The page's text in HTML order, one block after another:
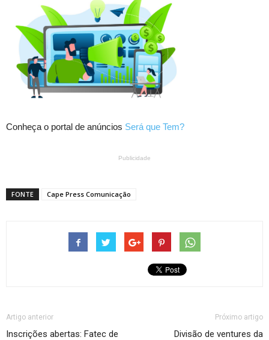
Conheça o portal de anúncios Será que Tem?
Publicidade
FONTE Cape Press Comunicação
Artigo anterior
Inscrições abertas: Fatec de
Próximo artigo
Divisão de ventures da